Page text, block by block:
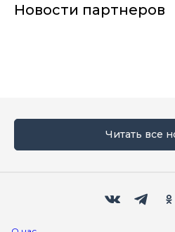
Новости партнеров
Читать все